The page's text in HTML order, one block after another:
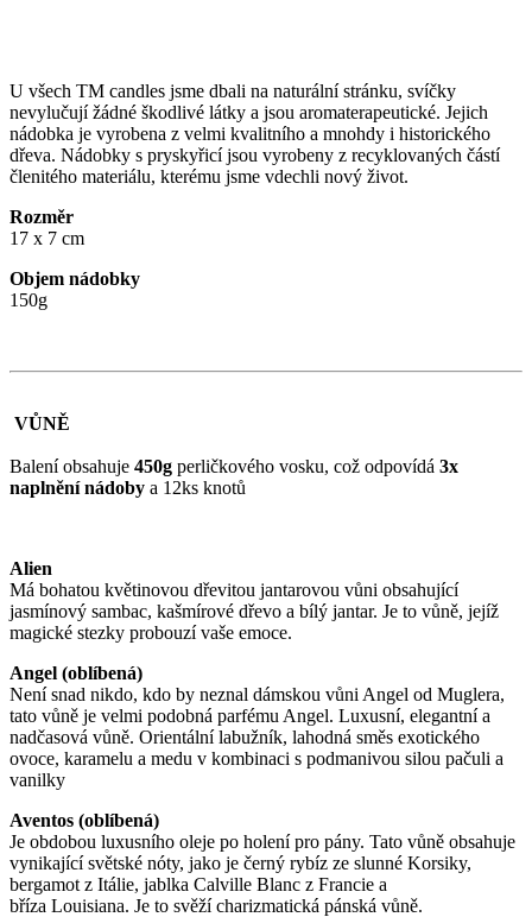
U všech TM candles jsme dbali na naturální stránku, svíčky
nevylučují žádné škodlivé látky a jsou aromaterapeutické. Jejich
nádobka je vyrobena z velmi kvalitního a mnohdy i historického
dřeva. Nádobky s pryskyřicí jsou vyrobeny z recyklovaných částí
členitého materiálu, kterému jsme vdechli nový život.
Rozměr
17 x 7 cm
Objem nádobky
150g
VŮNĚ
Balení obsahuje 450g perličkového vosku, což odpovídá 3x
naplnění nádoby a 12ks knotů
Alien
Má bohatou květinovou dřevitou jantarovou vůni obsahující
jasmínový sambac, kašmírové dřevo a bílý jantar. Je to vůně, jejíž
magické stezky probouzí vaše emoce.
Angel (oblíbená)
Není snad nikdo, kdo by neznal dámskou vůni Angel od Muglera,
tato vůně je velmi podobná parfému Angel. Luxusní, elegantní a
nadčasová vůně. Orientální labužník, lahodná směs exotického
ovoce, karamelu a medu v kombinaci s podmanivou silou pačuli a
vanilky
Aventos (oblíbená)
Je obdobou luxusního oleje po holení pro pány. Tato vůně obsahuje
vynikající světské nóty, jako je černý rybíz ze slunné Korsiky,
bergamot z Itálie, jablka Calville Blanc z Francie a
bříza Louisiana. Je to svěží charizmatická pánská vůně.